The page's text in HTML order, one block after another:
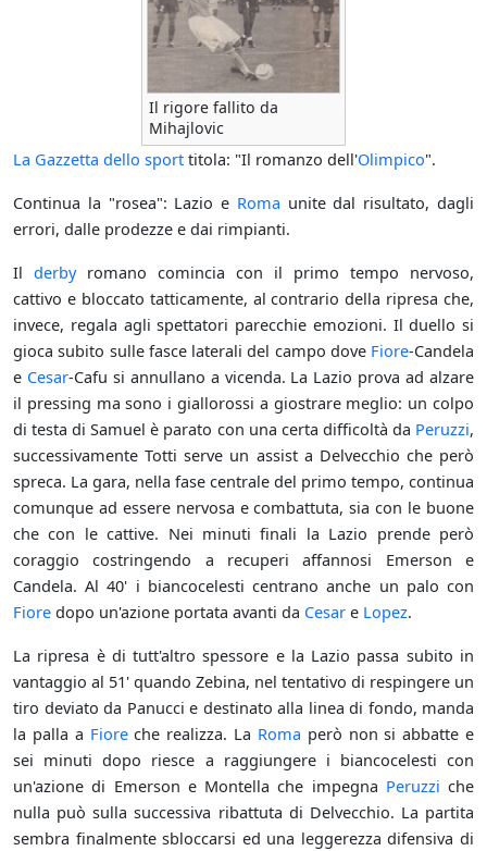
Il rigore fallito da
Mihajlovic
La Gazzetta dello sport titola: "Il romanzo dell'Olimpico".
Continua la "rosea": Lazio e Roma unite dal risultato, dagli
errori, dalle prodezze e dai rimpianti.
Il derbyromano comincia con il primo tempo nervoso,
cattivo e bloccato tatticamente, al contrario della ripresa che,
invece, regala agli spettatori parecchie emozioni. Il duello si
gioca subito sulle fasce laterali del campo dove Fiore-Candela
e Cesar-Cafu si annullano a vicenda. La Lazio prova ad alzare
il pressing ma sono i giallorossi a giostrare meglio: un colpo
di testa di Samuel è parato con una certa difficoltà da Peruzzi,
successivamente Totti serve un assist a Delvecchio che però
spreca. La gara, nella fase centrale del primo tempo, continua
comunque ad essere nervosa e combattuta, sia con le buone
che con le cattive. Nei minuti finali la Lazio prende però
coraggio costringendo a recuperi affannosi Emerson e
Candela. Al 40' i biancocelesti centrano anche un palo con
Fiore dopo un'azione portata avanti da Cesar e Lopez.
La ripresa è di tutt'altro spessore e la Lazio passa subito in
vantaggio al 51' quando Zebina, nel tentativo di respingere un
tiro deviato da Panucci e destinato alla linea di fondo, manda
la palla a Fioreche realizza. La Roma però non si abbatte e
sei minuti dopo riesce a raggiungere i biancocelesti con
un'azione di Emerson e Montella che impegna Peruzzi che
nulla può sulla successiva ribattuta di Delvecchio. La partita
sembra finalmente sbloccarsi ed una leggerezza difensiva di